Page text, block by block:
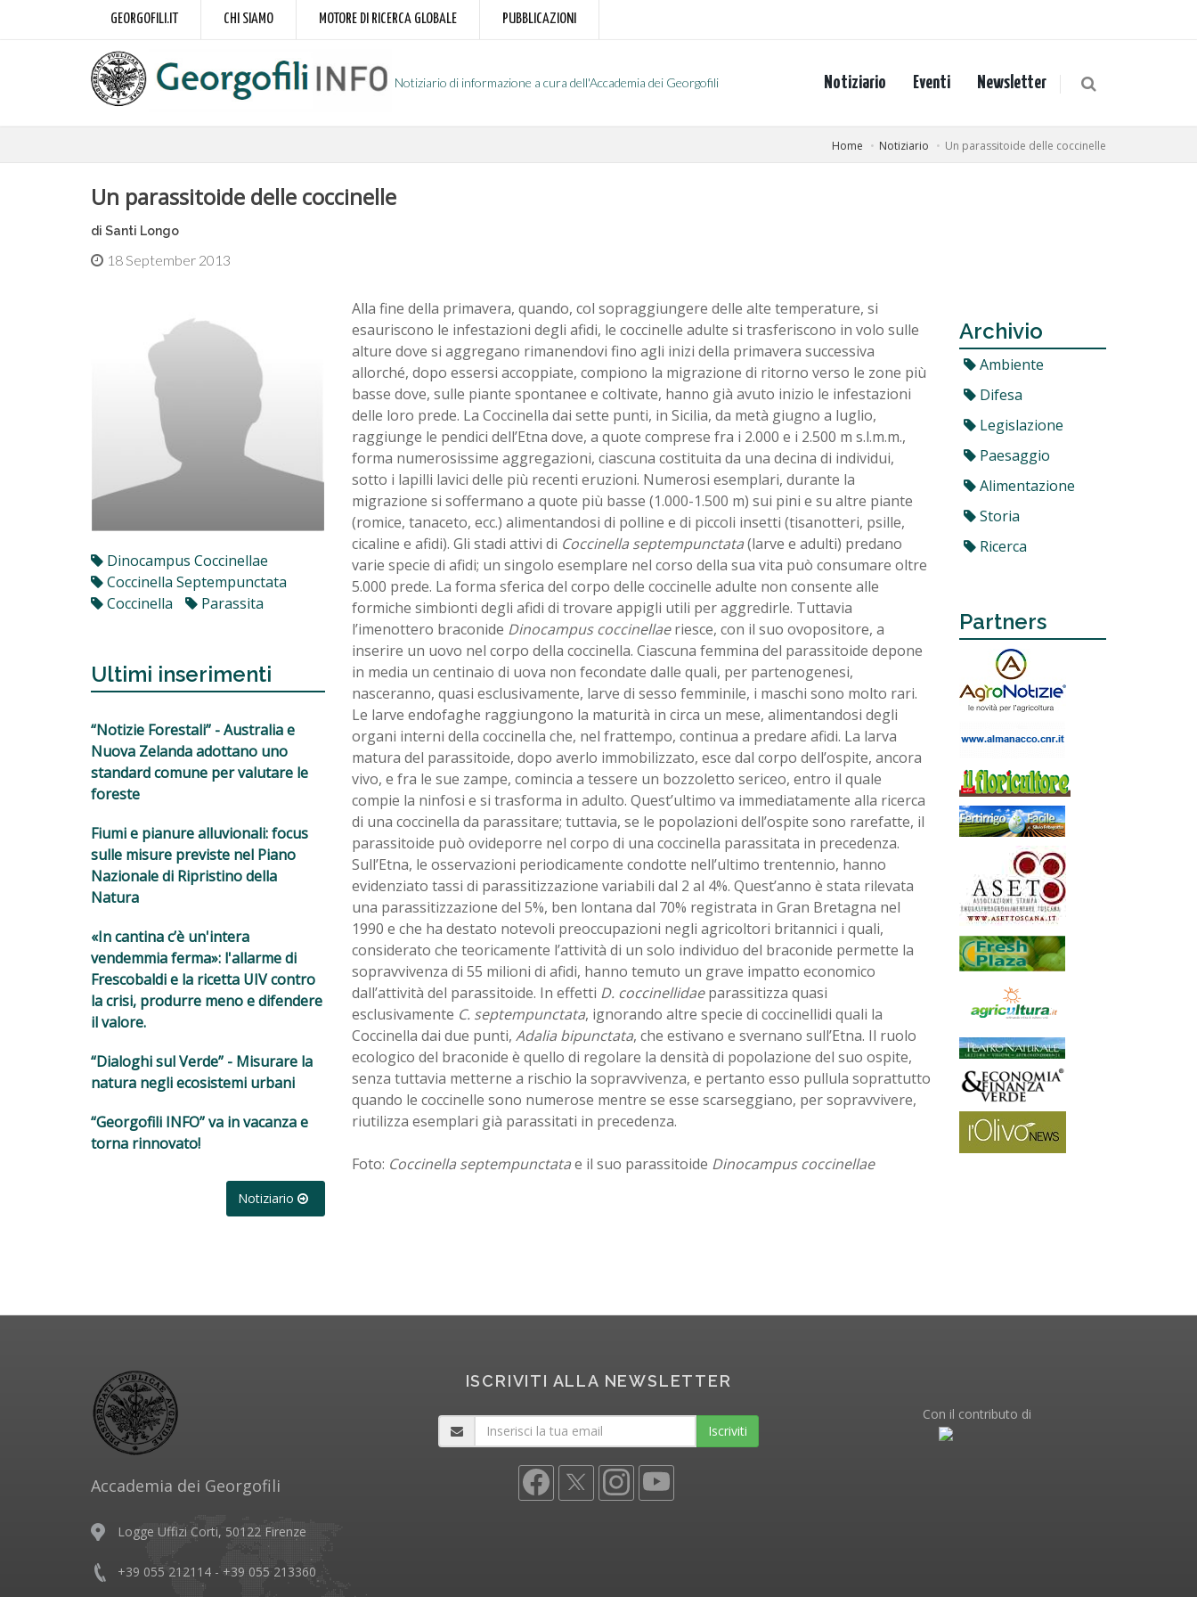
GEORGOFILI.IT CHI SIAMO MOTORE DI RICERCA GLOBALE PUBBLICAZIONI
Notiziario di informazione a cura dell'Accademia dei Georgofili Notiziario Eventi Newsletter
Home Notiziario Un parassitoide delle coccinelle
Un parassitoide delle coccinelle
di Santi Longo
18 September 2013
Dinocampus Coccinellae
Coccinella Septempunctata
Coccinella
Parassita
Ultimi inserimenti
“Notizie Forestali” - Australia e
Nuova Zelanda adottano uno
standard comune per valutare le
foreste
Fiumi e pianure alluvionali: focus
sulle misure previste nel Piano
Nazionale di Ripristino della
Natura
«In cantina c’è un'intera
vendemmia ferma»: l'allarme di
Frescobaldi e la ricetta UIV contro
la crisi, produrre meno e difendere
il valore.
“Dialoghi sul Verde” - Misurare la
natura negli ecosistemi urbani
“Georgofili INFO” va in vacanza e
torna rinnovato!
Notiziario
Alla fine della primavera, quando, col sopraggiungere delle alte temperature, si
esauriscono le infestazioni degli afidi, le coccinelle adulte si trasferiscono in volo sulle
alture dove si aggregano rimanendovi fino agli inizi della primavera successiva
allorché, dopo essersi accoppiate, compiono la migrazione di ritorno verso le zone più
basse dove, sulle piante spontanee e coltivate, hanno già avuto inizio le infestazioni
delle loro prede. La Coccinella dai sette punti, in Sicilia, da metà giugno a luglio,
raggiunge le pendici dell’Etna dove, a quote comprese fra i 2.000 e i 2.500 m s.l.m.m.,
forma numerosissime aggregazioni, ciascuna costituita da una decina di individui,
sotto i lapilli lavici delle più recenti eruzioni. Numerosi esemplari, durante la
migrazione si soffermano a quote più basse (1.000-1.500 m) sui pini e su altre piante
(romice, tanaceto, ecc.) alimentandosi di polline e di piccoli insetti (tisanotteri, psille,
cicaline e afidi). Gli stadi attivi di Coccinella septempunctata(larve e adulti) predano
varie specie di afidi; un singolo esemplare nel corso della sua vita può consumare oltre
5.000 prede. La forma sferica del corpo delle coccinelle adulte non consente alle
formiche simbionti degli afidi di trovare appigli utili per aggredirle. Tuttavia
l’imenottero braconide Dinocampus coccinellaeriesce, con il suo ovopositore, a
inserire un uovo nel corpo della coccinella. Ciascuna femmina del parassitoide depone
in media un centinaio di uova non fecondate dalle quali, per partenogenesi,
nasceranno, quasi esclusivamente, larve di sesso femminile, i maschi sono molto rari.
Le larve endofaghe raggiungono la maturità in circa un mese, alimentandosi degli
organi interni della coccinella che, nel frattempo, continua a predare afidi. La larva
matura del parassitoide, dopo averlo immobilizzato, esce dal corpo dell’ospite, ancora
vivo, e fra le sue zampe, comincia a tessere un bozzoletto sericeo, entro il quale
compie la ninfosi e si trasforma in adulto. Quest’ultimo va immediatamente alla ricerca
di una coccinella da parassitare; tuttavia, se le popolazioni dell’ospite sono rarefatte, il
parassitoide può ovideporre nel corpo di una coccinella parassitata in precedenza.
Sull’Etna, le osservazioni periodicamente condotte nell’ultimo trentennio, hanno
evidenziato tassi di parassitizzazione variabili dal 2 al 4%. Quest’anno è stata rilevata
una parassitizzazione del 5%, ben lontana dal 70% registrata in Gran Bretagna nel
1990 e che ha destato notevoli preoccupazioni negli agricoltori britannici i quali,
considerato che teoricamente l’attività di un solo individuo del braconide permette la
sopravvivenza di 55 milioni di afidi, hanno temuto un grave impatto economico
dall’attività del parassitoide. In effetti D. coccinellidaeparassitizza quasi
esclusivamente C. septempunctata, ignorando altre specie di coccinellidi quali la
Coccinella dai due punti, Adalia bipunctata, che estivano e svernano sull’Etna. Il ruolo
ecologico del braconide è quello di regolare la densità di popolazione del suo ospite,
senza tuttavia metterne a rischio la sopravvivenza, e pertanto esso pullula soprattutto
quando le coccinelle sono numerose mentre se esse scarseggiano, per sopravvivere,
riutilizza esemplari già parassitati in precedenza.
Foto: Coccinella septempunctatae il suo parassitoide Dinocampus coccinellae
Archivio
Ambiente
Difesa
Legislazione
Paesaggio
Alimentazione
Storia
Ricerca
Partners
Accademia dei Georgofili
Logge Uffizi Corti, 50122 Firenze
+39 055 212114 - +39 055 213360
ISCRIVITI ALLA NEWSLETTER
Iscriviti
Con il contributo di